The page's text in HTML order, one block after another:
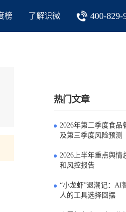
榜 了解识微 400-829-
热门文章
2026年第二季度食品
及第三季度风险预测
2026上半年重点舆情
和风控报告
“小龙虾”退潮记：AI
人的工具选择回摆